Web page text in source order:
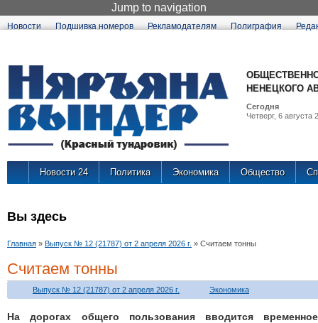
Jump to navigation
Новости Подшивка номеров Рекламодателям Полиграфия
НЕНЕЦКОГО
Сегодня
Четверг, 6 августа
Новости 24 Политика Экономика Общество
Вы здесь
Главная » Выпуск № 12 (21787) от 2 апреля 2026 г. » Считаем тонны
Считаем тонны
Выпуск № 12 (21787) от 2 апреля 2026 г. Экономика
На дорогах общего пользования вводится